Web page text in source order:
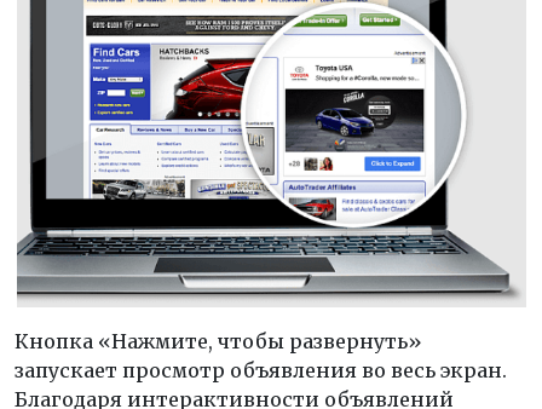
Кнопка «Нажмите, чтобы развернуть»
запускает просмотр объявления во весь экран.
Благодаря интерактивности объявлений